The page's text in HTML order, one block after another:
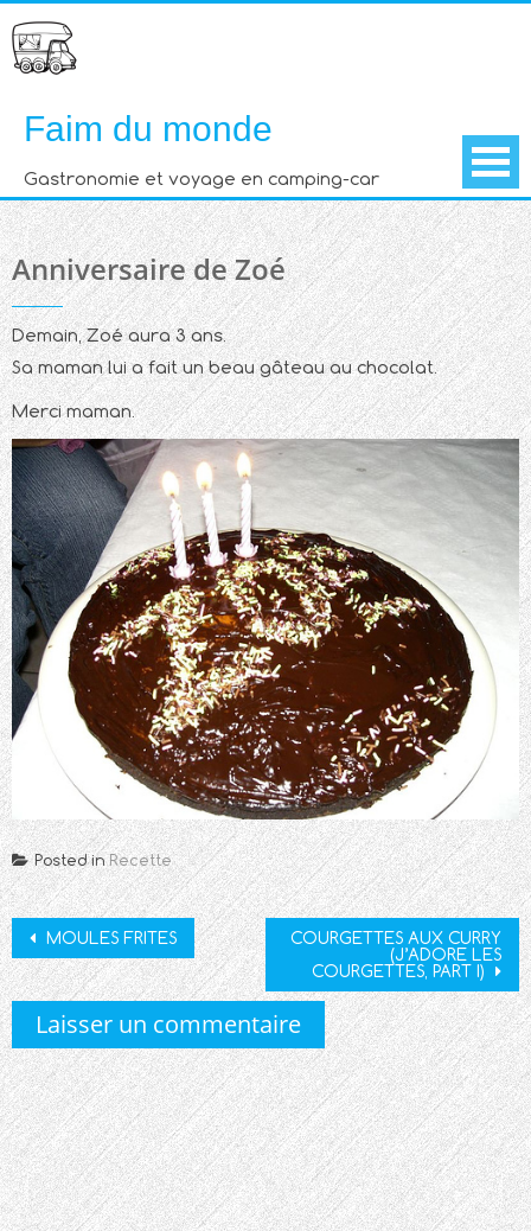
to
content
Faim du monde
Gastronomie et voyage en camping-car
Anniversaire de Zoé
Demain, Zoé aura 3 ans.
Sa maman lui a fait un beau gâteau au chocolat.
Merci maman.
Posted inRecette
Post
navigation
MOULES FRITES
COURGETTES AUX CURRY
(J’ADORE LES
COURGETTES, PART I)
Laisser un commentaire